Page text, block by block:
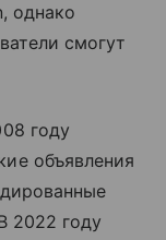
однако
смогут
году
объявления
2022 году